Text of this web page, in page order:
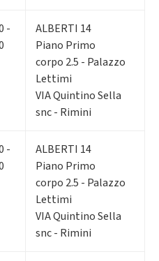
-
ALBERTI 14
Piano Primo
corpo 2.5 - Palazzo
Lettimi
VIA Quintino Sella
snc - Rimini
-
ALBERTI 14
Piano Primo
corpo 2.5 - Palazzo
Lettimi
VIA Quintino Sella
snc - Rimini